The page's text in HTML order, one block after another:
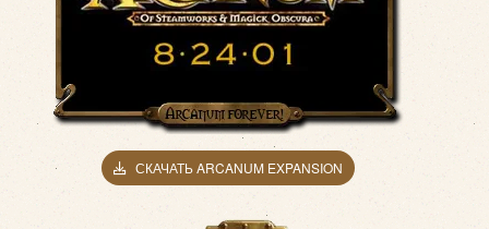
СКАЧАТЬ ARCANUM EXPANSION